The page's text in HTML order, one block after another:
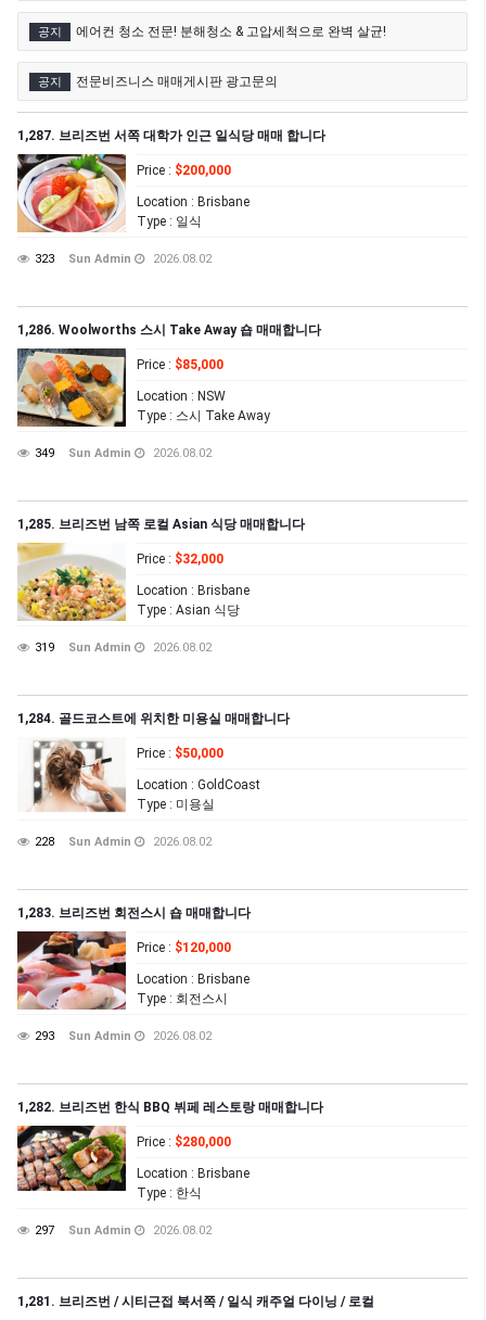
공지 에어컨 청소 전문! 분해청소 & 고압세척으로 완벽 살균!
공지 전문비즈니스 매매게시판 광고문의
1,287. 브리즈번 서쪽 대학가 인근 일식당 매매 합니다
Price : $200,000
Location : Brisbane
Type : 일식
323 Sun Admin 2026.08.02
1,286. Woolworths 스시 Take Away 숍 매매합니다
Price : $85,000
Location : NSW
Type : 스시 Take Away
349 Sun Admin 2026.08.02
1,285. 브리즈번 남쪽 로컬 Asian 식당 매매합니다
Price : $32,000
Location : Brisbane
Type : Asian 식당
319 Sun Admin 2026.08.02
1,284. 골드코스트에 위치한 미용실 매매합니다
Price : $50,000
Location : GoldCoast
Type : 미용실
228 Sun Admin 2026.08.02
1,283. 브리즈번 회전스시 숍 매매합니다
Price : $120,000
Location : Brisbane
Type : 회전스시
293 Sun Admin 2026.08.02
1,282. 브리즈번 한식 BBQ 뷔페 레스토랑 매매합니다
Price : $280,000
Location : Brisbane
Type : 한식
297 Sun Admin 2026.08.02
1,281. 브리즈번 / 시티근접 북서쪽 / 일식 캐주얼 다이닝 / 로컬